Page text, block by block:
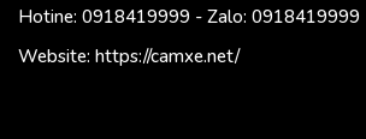
Hotine: 0918419999 - Zalo: 0918419999
Website: https://camxe.net/